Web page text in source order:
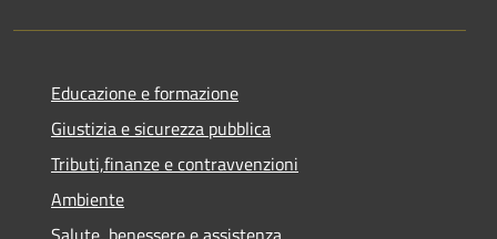
Educazione e formazione
Giustizia e sicurezza pubblica
Tributi,finanze e contravvenzioni
Ambiente